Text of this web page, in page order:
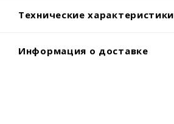
Технические характеристики
Информация о доставке